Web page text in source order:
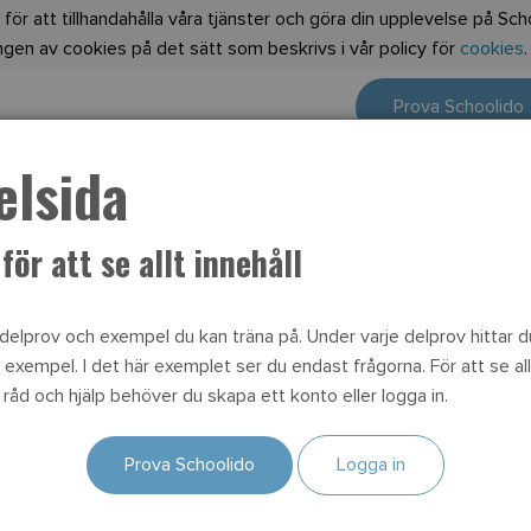
att tillhandahålla våra tjänster och göra din upplevelse på
av cookies på det sätt som beskrivs i vår policy för cookies.
Prova Schoolido
distansundervisning för högstadiet, klicka här och kom
Kemi
i
att se allt innehåll
och exempel du kan träna på. Under varje delprov hittar
I det här exemplet ser du endast frågorna. För att se
och hjälp behöver du skapa ett konto eller logga in.
Prova Schoolido Logga in